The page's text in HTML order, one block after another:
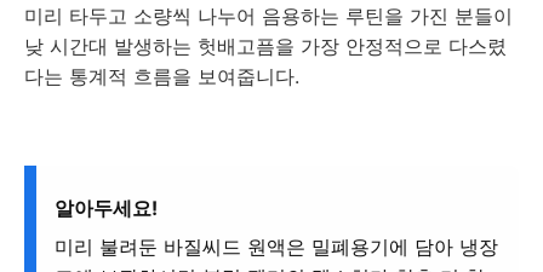
미리 타두고 소량씩 나누어 음용하는 루틴을 가진 분들이
낮 시간대 발생하는 헛배고픔을 가장 안정적으로 다스렸
다는 통계적 흐름을 보여줍니다.
알아두세요!
미리 불려둔 바질씨드 원액은 밀폐용기에 담아 냉장